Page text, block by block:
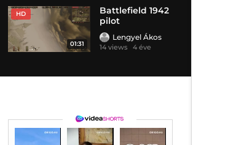
HD
01:31
Battlefield 1942
pilot
Lengyel Ákos
14 views 4 éve